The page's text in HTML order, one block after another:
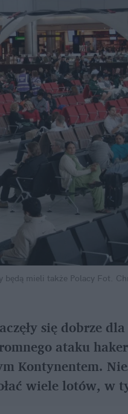
będą mieli także Polacy Fot.
się dobrze
ataku
Kontynentem.
wiele lotów, w